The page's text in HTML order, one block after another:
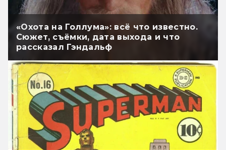
«Охота на Голлума»: всё что известно.
Сюжет, съёмки, дата выхода и что
рассказал Гэндальф